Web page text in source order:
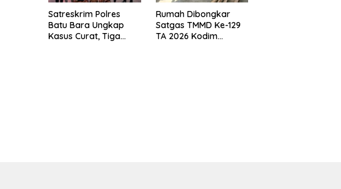
Satreskrim Polres
Batu Bara Ungkap
Kasus Curat, Tiga
Rumah Dibongkar
Satgas TMMD Ke-129
TA 2026 Kodim